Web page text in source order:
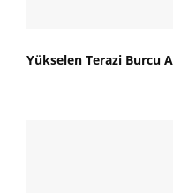
Yükselen Terazi Burcu